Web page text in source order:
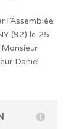
(92) le 25
Daniel